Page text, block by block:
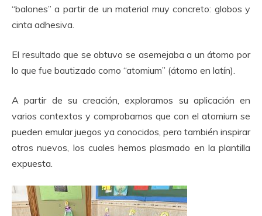
“balones” a partir de un material muy concreto: globos y
cinta adhesiva.
El resultado que se obtuvo se asemejaba a un átomo por
lo que fue bautizado como “atomium” (átomo en latín).
A partir de su creación, exploramos su aplicación en
varios contextos y comprobamos que con el atomium se
pueden emular juegos ya conocidos, pero también inspirar
otros nuevos, los cuales hemos plasmado en la plantilla
expuesta.